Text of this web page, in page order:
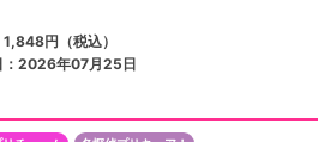
円（税込）
：2026年07月25日